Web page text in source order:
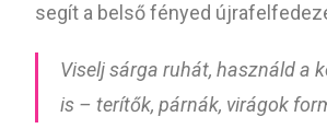
segít a belső fényed
Viselj sárga ruhát, használd a
is – terítők, párnák, virágok